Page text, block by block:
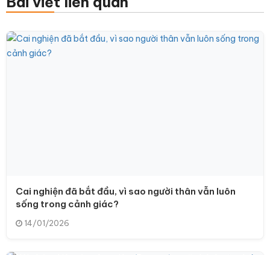
Cai nghiện đã bắt đầu, vì sao người thân vẫn luôn
sống trong cảnh giác?
14/01/2026